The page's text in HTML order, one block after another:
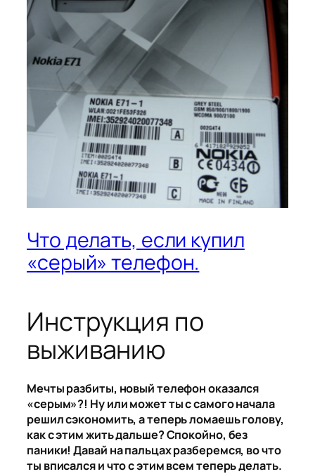
Что делать, если купил
«серый» телефон.
Инструкция по
выживанию
Мечты разбиты, новый телефон оказался
«серым»?! Ну или может ты с самого начала
решил сэкономить, а теперь ломаешь голову,
как с этим жить дальше? Спокойно, без
паники! Давай на пальцах разберемся, во что
ты вписался и что с этим всем теперь делать.